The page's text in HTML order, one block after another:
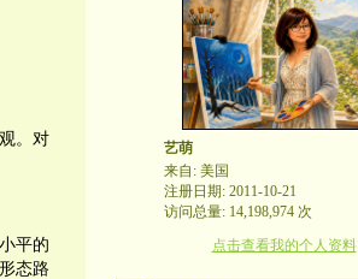
。对
平的
态路
艺萌
来自: 美国
注册日期: 2011-10-21
访问总量: 14,198,974 次
点击查看我的个人资料